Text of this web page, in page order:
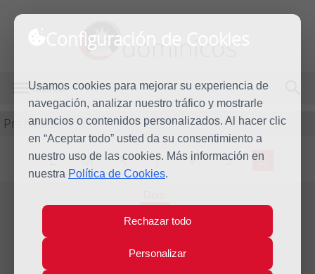
Configuración de Cookies
Usamos cookies para mejorar su experiencia de
navegación, analizar nuestro tráfico y mostrarle
anuncios o contenidos personalizados. Al hacer clic
en “Aceptar todo” usted da su consentimiento a
nuestro uso de las cookies. Más información en
nuestra Política de Cookies.
Rechazar todo
Personalizar
dominicos
MENÚ
Predicación
L M X J V S D
7
Jul